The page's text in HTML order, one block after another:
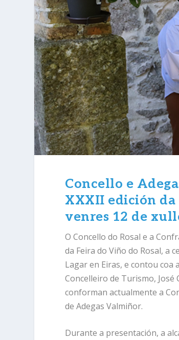
Concello e
XXXII edición
venres 12 de
O Concello do Rosal e a
da Feira do Viño do Rosal, a
Lagar en Eiras, e contou coa
Concelleiro de Turismo,
conforman actualmente a
de Adegas Valmiñor.
Durante a presentación, a